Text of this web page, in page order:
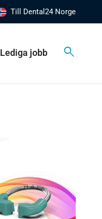
Till Dental24 Norge
Lediga jobb